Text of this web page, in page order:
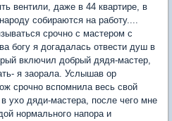
вентили, даже в 44 квартире, в
собираются на работу....
срочно с мастером с
богу я догадалась отвести душ в
включил добрый дядя-мастер,
я заорала. Услышав ор
срочно вспомнила весь свой
ухо дяди-мастера, после чего мне
нормального напора и